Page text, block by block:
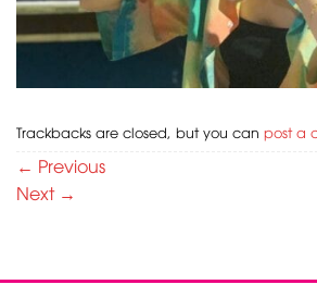
Trackbacks are closed, but you can post a
← Previous
Next →